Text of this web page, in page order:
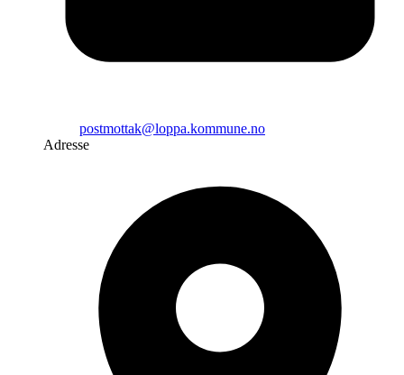
postmottak@loppa.kommune.no
Adresse